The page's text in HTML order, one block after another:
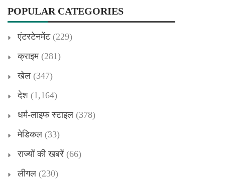
POPULAR CATEGORIES
एंटरटेनमेंट(229)
क्राइम(281)
खेल (347)
देश (1,164)
धर्म-लाइफ स्टाइल (378)
मेडिकल (33)
राज्यों की खबरें (66)
लीगल (230)